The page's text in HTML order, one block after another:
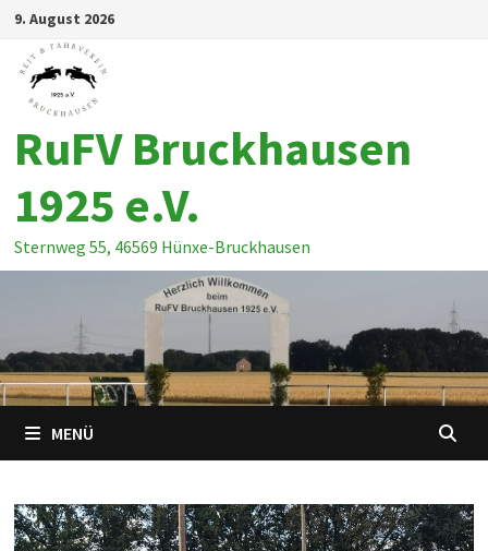
Zum
Inhalt
springen
9. August 2026
RuFV Bruckhausen
1925 e.V.
Sternweg 55, 46569 Hünxe-Bruckhausen
MENÜ